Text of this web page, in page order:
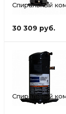
Спиральный
30 309 руб.
Спиральный